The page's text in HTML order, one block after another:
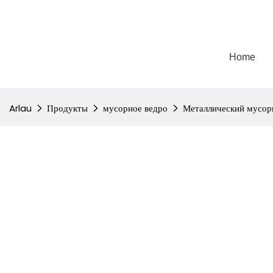
Home
Arlau Продукты мусорное ведро Металлический